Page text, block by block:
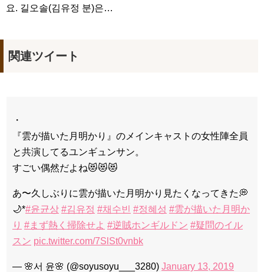
요. 길오솔(김유정 분)은…
関連ツイート
・
『雲が描いた月明かり』のメインキャストの女性陣全員
と共演してるユンギュンサン。
すごい偶然だよね😻😻😻
あ〜久しぶりに雲が描いた月明かり見たくなってきた💭
🌙*#윤균상 #김유정 #채수빈 #정혜성 #雲が描いた月明か
り #まず熱く掃除せよ #逆賊ホンギルドン #疑問のイル
スン pic.twitter.com/7SlSt0vnbk
— 🌸서 윤🌸 (@soyusoyu___3280) January 13, 2019